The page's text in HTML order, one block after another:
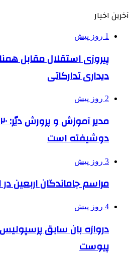
آخرین اخبار
1 روز پیش
پیروزی استقلال مقابل
دیداری تدارکاتی
2 روز پیش
دوشیفته است
3 روز پیش
مراسم جاماندگان اربعین در
4 روز پیش
دروازه بان سابق
پیوست